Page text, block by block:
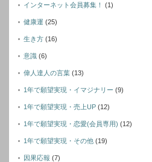
インターネット会員募集！ (1)
健康運 (25)
生き方 (16)
意識 (6)
偉人達人の言葉 (13)
1年で願望実現・イマジナリー (9)
1年で願望実現・売上UP (12)
1年で願望実現・恋愛(会員専用) (12)
1年で願望実現・その他 (19)
因果応報 (7)